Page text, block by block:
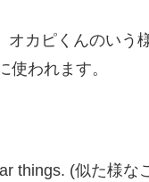
オカピくんのいう
使われます。
things. (似た様な